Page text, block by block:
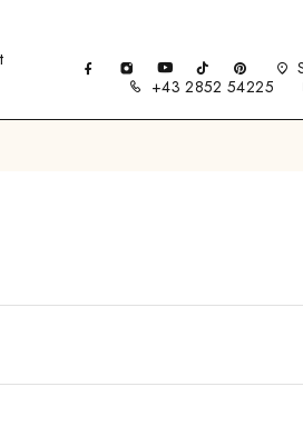
+43 2852 54225